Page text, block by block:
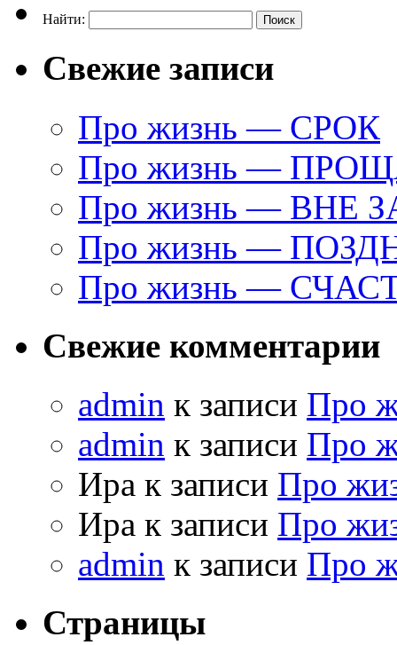
Найти:
Свежие записи
Про жизнь — СРОК
Про жизнь —
Про жизнь — ВНЕ
Про жизнь —
Про жизнь —
Свежие комментарии
admin к записи Про
admin к записи Про
Ира к записи Про
Ира к записи Про
admin к записи Про
Страницы